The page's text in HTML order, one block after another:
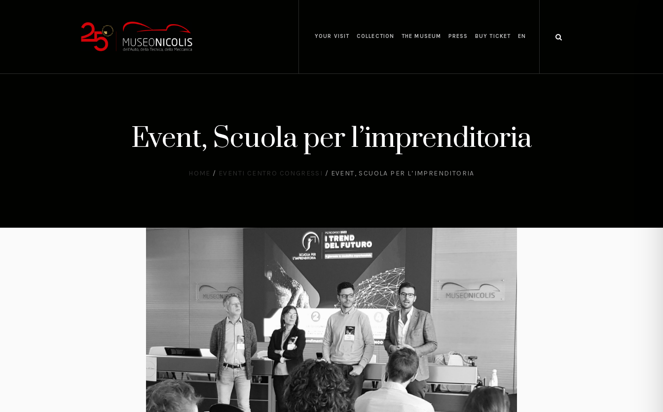
YOUR VISIT COLLECTION THE MUSEUM PRESS BUY TICKET EN
Event, Scuola per l’imprenditoria
HOME / EVENTI CENTRO CONGRESSI / EVENT, SCUOLA PER L’IMPRENDITORIA